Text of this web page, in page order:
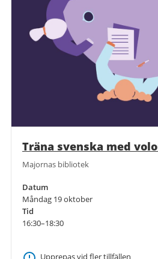
Träna svenska med
Majornas bibliotek
Datum
Måndag 19 oktober
Tid
16:30–18:30
Upprepas vid fler tillfällen